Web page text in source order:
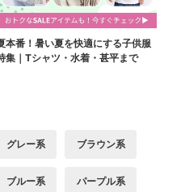
本番！暑い夏を快適にする子供服
集｜Tシャツ・水着・甚平まで
グレー系 ブラウン系
ブルー系 パープル系